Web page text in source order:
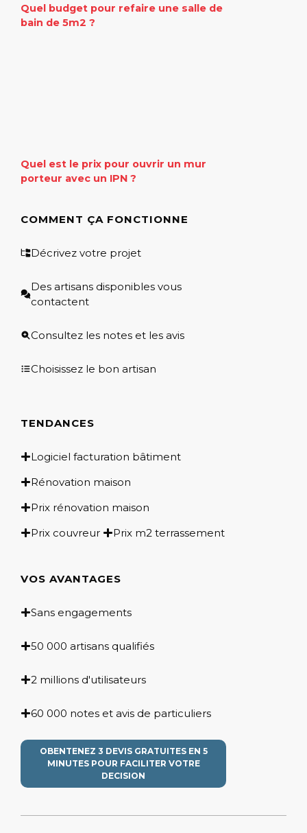
Quel budget pour refaire une salle de
bain de 5m2 ?
Quel est le prix pour ouvrir un mur
porteur avec un IPN ?
COMMENT ÇA FONCTIONNE
Décrivez votre projet
Des artisans disponibles vous
contactent
Consultez les notes et les avis
Choisissez le bon artisan
TENDANCES
Logiciel facturation bâtiment
Rénovation maison
Prix rénovation maison
Prix couvreur
Prix m2 terrassement
VOS AVANTAGES
Sans engagements
50 000 artisans qualifiés
2 millions d'utilisateurs
60 000 notes et avis de particuliers
OBENTENEZ 3 DEVIS GRATUITES EN 5
MINUTES POUR FACILITER VOTRE
DECISION